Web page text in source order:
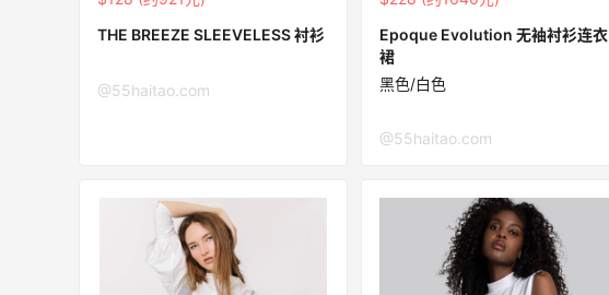
THE BREEZE SLEEVELESS 衬衫
@55haitao.com
Epoque Evolution 无袖衬衫连衣
裙
黑色/白色
@55haitao.com
Quest蛋白棒 | 水果麦片味太好吃了！